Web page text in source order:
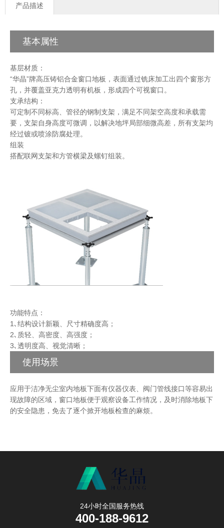
产品描述
基本属性
基层材质：
“华晶”牌高压铸铝合金窗口地板，表面通过铣床加工出四个窗形方
孔，并覆盖亚克力透明有机板，形成四个可视窗口。
支承结构：
可定制不同标高、管径的钢制支架，满足不同架空高度和承载需
要，支架自身高度可微调，以解决地坪局部细微高差，所有支架均
经过镀或喷涂防腐处理。
组装
搭配联网支架和方管横梁及螺钉组装。
功能特点：
1､结构设计新颖、尺寸精确度高；
2､质轻、高密度、高强度；
3､透明度高、视觉清晰；
使用场景
应用于洁净无尘室内地板下面有仪器仪表、阀门管线接口等容易出
现故障的区域，窗口地板便于观察设备工作情况，及时消除地板下
的安全隐患，免去了逐个掀开地板检查的麻烦。
24小时全国服务热线
400-188-9612